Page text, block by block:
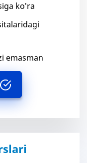
ko'ra
emasman